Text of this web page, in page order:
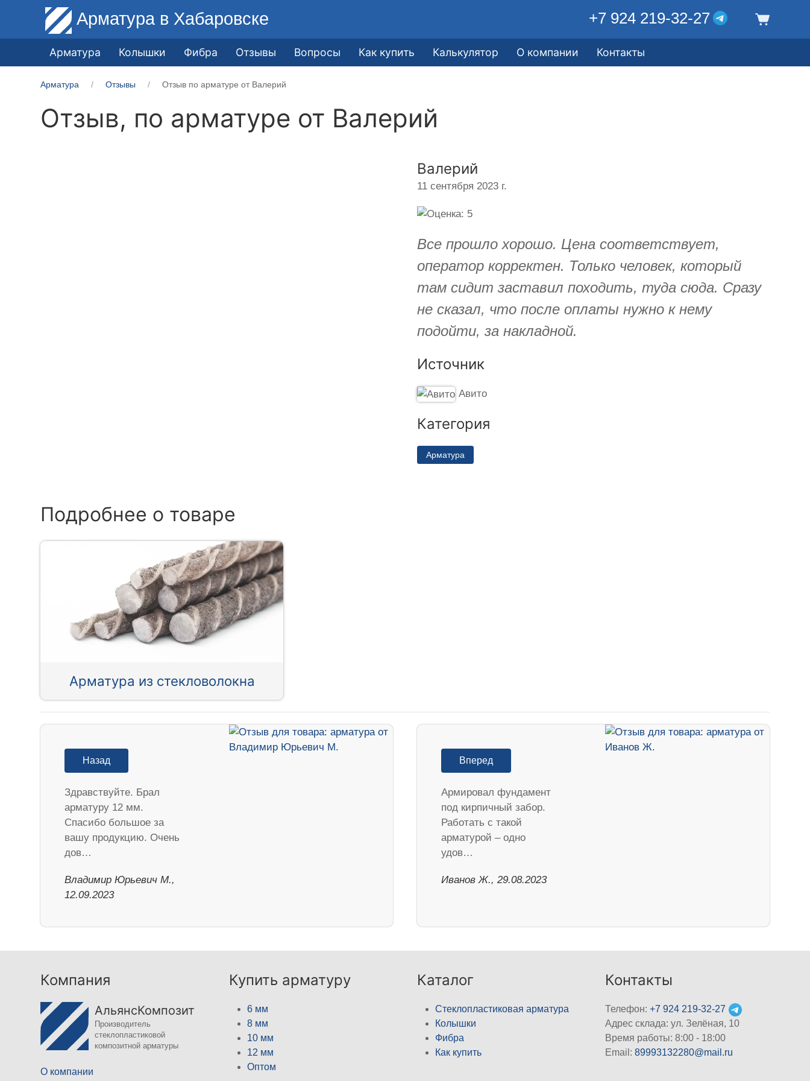
Арматура в Хабаровске +7 924 219-32-27
Арматура Колышки Фибра Отзывы Вопросы Как купить Калькулятор О компании Контакты
Арматура Отзывы Отзыв по арматуре от Валерий
Отзыв, по арматуре от Валерий
Валерий
11 сентября 2023 г.
Все прошло хорошо. Цена соответствует,
оператор корректен. Только человек, который
там сидит заставил походить, туда сюда. Сразу
не сказал, что после оплаты нужно к нему
подойти, за накладной.
Источник
Авито
Категория
Арматура
Подробнее о товаре
Арматура из стекловолокна
Назад
Здравствуйте. Брал
арматуру 12 мм.
Спасибо большое за
вашу продукцию. Очень
дов…
Владимир Юрьевич М.,
12.09.2023
Вперед
Армировал фундамент
под кирпичный забор.
Работать с такой
арматурой – одно
удов…
Иванов Ж., 29.08.2023
Компания
АльянсКомпозит
Производитель
стеклопластиковой
композитной арматуры
О компании
Купить арматуру
6 мм
8 мм
10 мм
12 мм
Оптом
Каталог
Стеклопластиковая арматура
Колышки
Фибра
Как купить
Контакты
Телефон:+7 924 219-32-27
Адрес склада: ул. Зелёная, 10
Время работы: 8:00 - 18:00
Email:89993132280@mail.ru